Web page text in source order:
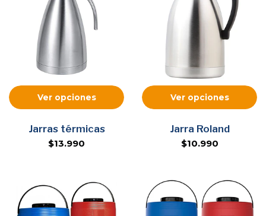
Ver opciones
Jarras térmicas
$13.990
Ver opciones
Jarra Roland
$10.990